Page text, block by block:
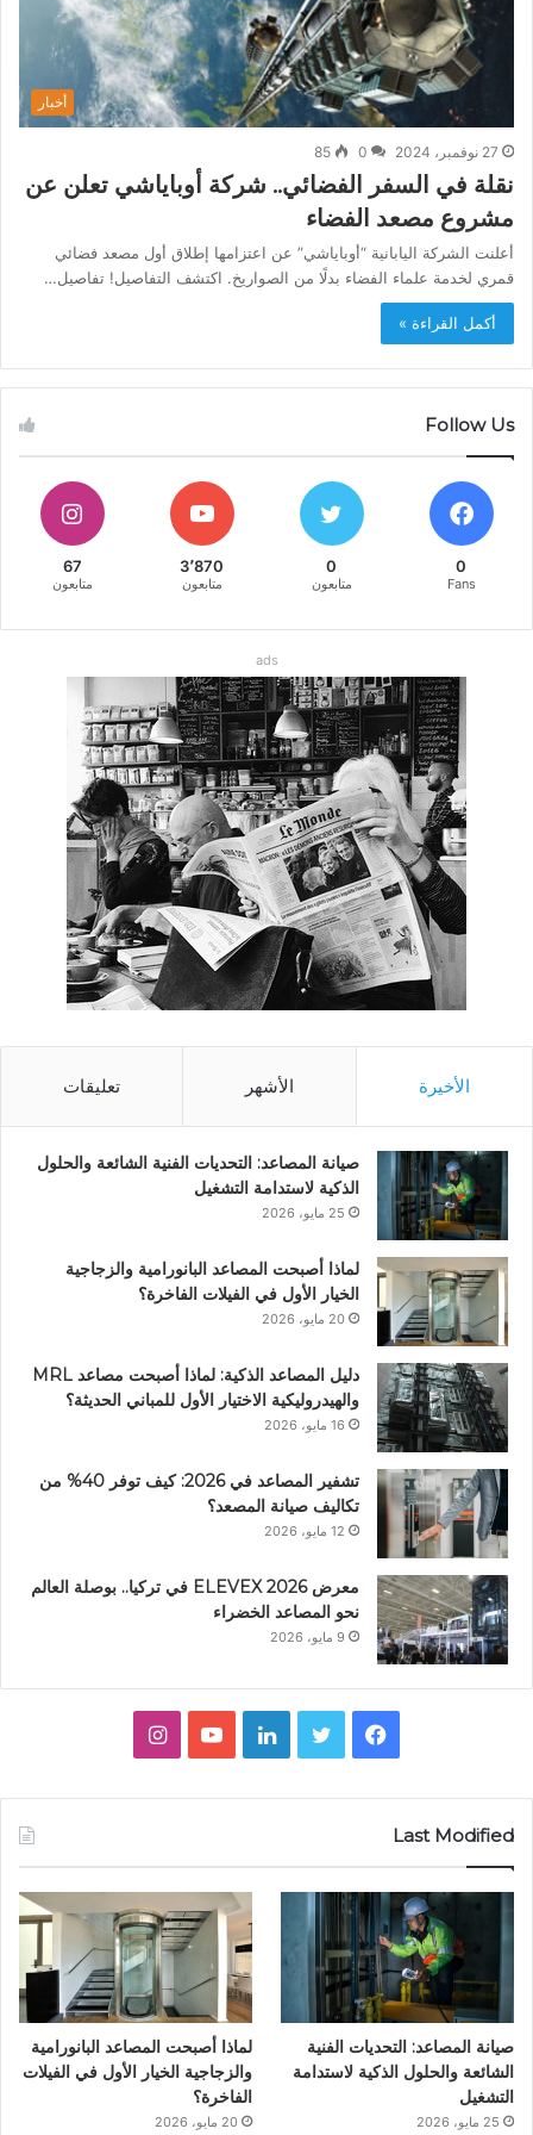
أخبار
27 نوفمبر، 2024 0
85
نقلة في السفر الفضائي.. شركة أوباياشي تعلن عن
مشروع مصعد الفضاء
أعلنت الشركة اليابانية “أوباياشي” عن اعتزامها إطلاق أول مصعد فضائي
قمري لخدمة علماء الفضاء بدلًا من الصواريخ. اكتشف التفاصيل! تفاصيل…
أكمل القراءة »
Follow Us
0
Fans
0
متابعون
3٬870
متابعون
67
متابعون
ads
الأخيرة الأشهر تعليقات
صيانة المصاعد: التحديات الفنية الشائعة والحلول
الذكية لاستدامة التشغيل
25 مايو، 2026
لماذا أصبحت المصاعد البانورامية والزجاجية
الخيار الأول في الفيلات الفاخرة؟
20 مايو، 2026
دليل المصاعد الذكية: لماذا أصبحت مصاعد MRL
والهيدروليكية الاختيار الأول للمباني الحديثة؟
16 مايو، 2026
تشفير المصاعد في 2026: كيف توفر 40% من
تكاليف صيانة المصعد؟
12 مايو، 2026
معرض ELEVEX 2026 في تركيا.. بوصلة العالم
نحو المصاعد الخضراء
9 مايو، 2026
ب
و
ك
ت
ر
ك
د
إ
ن
ي
و
ت
ق
ر
ا
م
Last Modified
صيانة المصاعد: التحديات الفنية
الشائعة والحلول الذكية لاستدامة
التشغيل
25 مايو، 2026
لماذا أصبحت المصاعد البانورامية
والزجاجية الخيار الأول في الفيلات
الفاخرة؟
20 مايو، 2026